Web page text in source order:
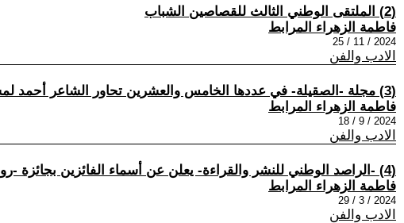
(2) الملتقى الوطني الثالث للقصاصين الشباب
فاطمة الزهراء المرابط
2024 / 11 / 25
الادب والفن
(3) مجلة -الصقيلة- في عددها الخامس والعشرين تحاور الشاعر أحمد لمسيح وتستحضر الشاعر والصحفي الراحل حكيم عنكر
فاطمة الزهراء المرابط
2024 / 9 / 18
الادب والفن
(4) -الراصد الوطني للنشر والقراءة- يعلن عن أسماء الفائزين بجائزة -رونق- الوطنية للقصة في نسختها السادسة لسنة 2024 (دورة أحمد عبد السلام البقالي والمهدي الودغيري)
فاطمة الزهراء المرابط
2024 / 3 / 29
الادب والفن